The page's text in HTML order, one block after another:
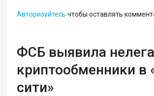
Авторизуйтесь чтобы оставлять
ФСБ выявила
криптообменники в
сити»